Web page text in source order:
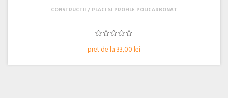
pret de la 33,00 lei
CONSTRUCTII PLACI SI PROFILE POLICARBONAT